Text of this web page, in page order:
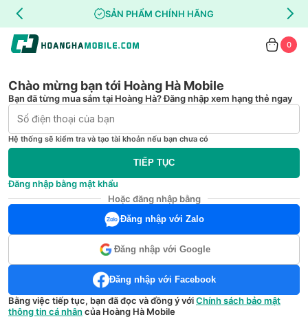
SẢN PHẨM CHÍNH HÃNG
0
Chào mừng bạn tới Hoàng Hà Mobile
Bạn đã từng mua sắm tại Hoàng Hà? Đăng nhập xem hạng thẻ ngay
Hệ thống sẽ kiểm tra và tạo tài khoản nếu bạn chưa có
TIẾP TỤC
Đăng nhập bằng mật khẩu
Hoặc đăng nhập bằng
Đăng nhập với Zalo
Đăng nhập với Google
Đăng nhập với Facebook
Bằng việc tiếp tục, bạn đã đọc và đồng ý vớiChính sách bảo mật
thông tin cá nhân của Hoàng Hà Mobile